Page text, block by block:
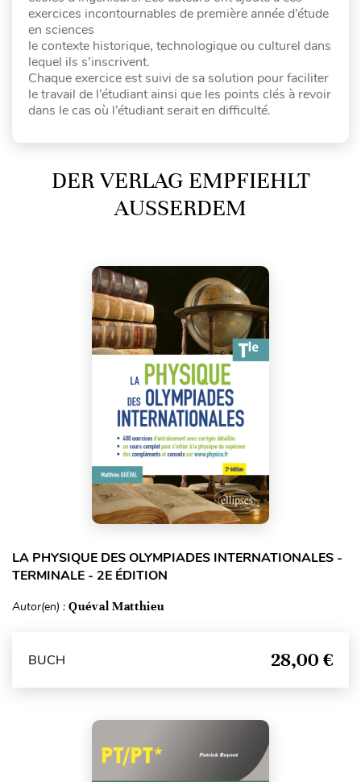
exercices incontournables de première année d’étude
en sciences
le contexte historique, technologique ou culturel dans
lequel ils s’inscrivent.
Chaque exercice est suivi de sa solution pour faciliter
le travail de l’étudiant ainsi que les points clés à revoir
dans le cas où l’étudiant serait en difficulté.
DER VERLAG EMPFIEHLT
AUSSERDEM
LA PHYSIQUE DES OLYMPIADES INTERNATIONALES -
TERMINALE - 2E ÉDITION
Autor(en) : Quéval Matthieu
BUCH 28,00 €